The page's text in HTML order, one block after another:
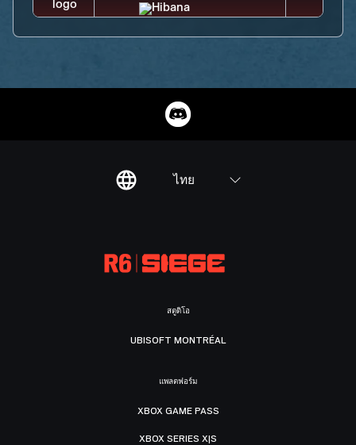
ไทย
สตูดิโอ
UBISOFT MONTRÉAL
แพลตฟอร์ม
XBOX GAME PASS
XBOX SERIES X|S